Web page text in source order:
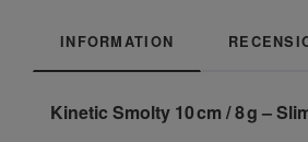
INFORMATION
Kinetic Smolty 10 cm / 8 g –